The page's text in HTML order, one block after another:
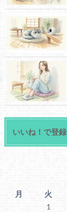
いいね！で登録
月
火
1